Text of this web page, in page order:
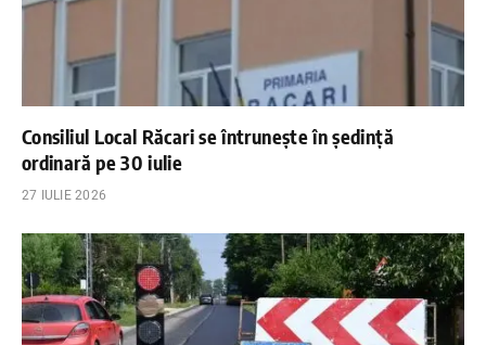
Consiliul Local Răcari se întrunește în ședință
ordinară pe 30 iulie
27 IULIE 2026